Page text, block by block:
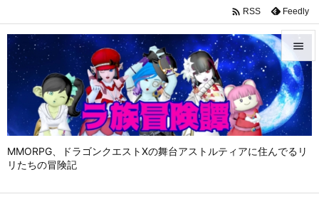
MMORPG、ドラゴンクエストⅩの舞台アストルティアに住んでるリ
リたちの冒険記


メニュ

サイド

 RSS Feedly